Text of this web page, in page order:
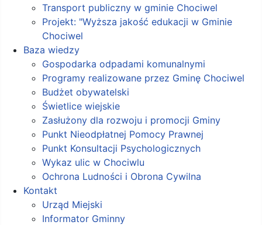
Transport publiczny w gminie Chociwel
Projekt: "Wyższa jakość edukacji w Gminie
Chociwel
Baza wiedzy
Gospodarka odpadami komunalnymi
Programy realizowane przez Gminę Chociwel
Budżet obywatelski
Świetlice wiejskie
Zasłużony dla rozwoju i promocji Gminy
Punkt Nieodpłatnej Pomocy Prawnej
Punkt Konsultacji Psychologicznych
Wykaz ulic w Chociwlu
Ochrona Ludności i Obrona Cywilna
Kontakt
Urząd Miejski
Informator Gminny